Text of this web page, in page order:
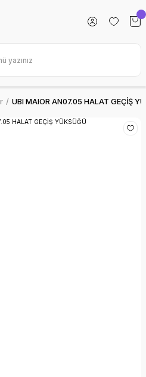
UBI MAIOR AN07.05 HALAT GEÇİŞ